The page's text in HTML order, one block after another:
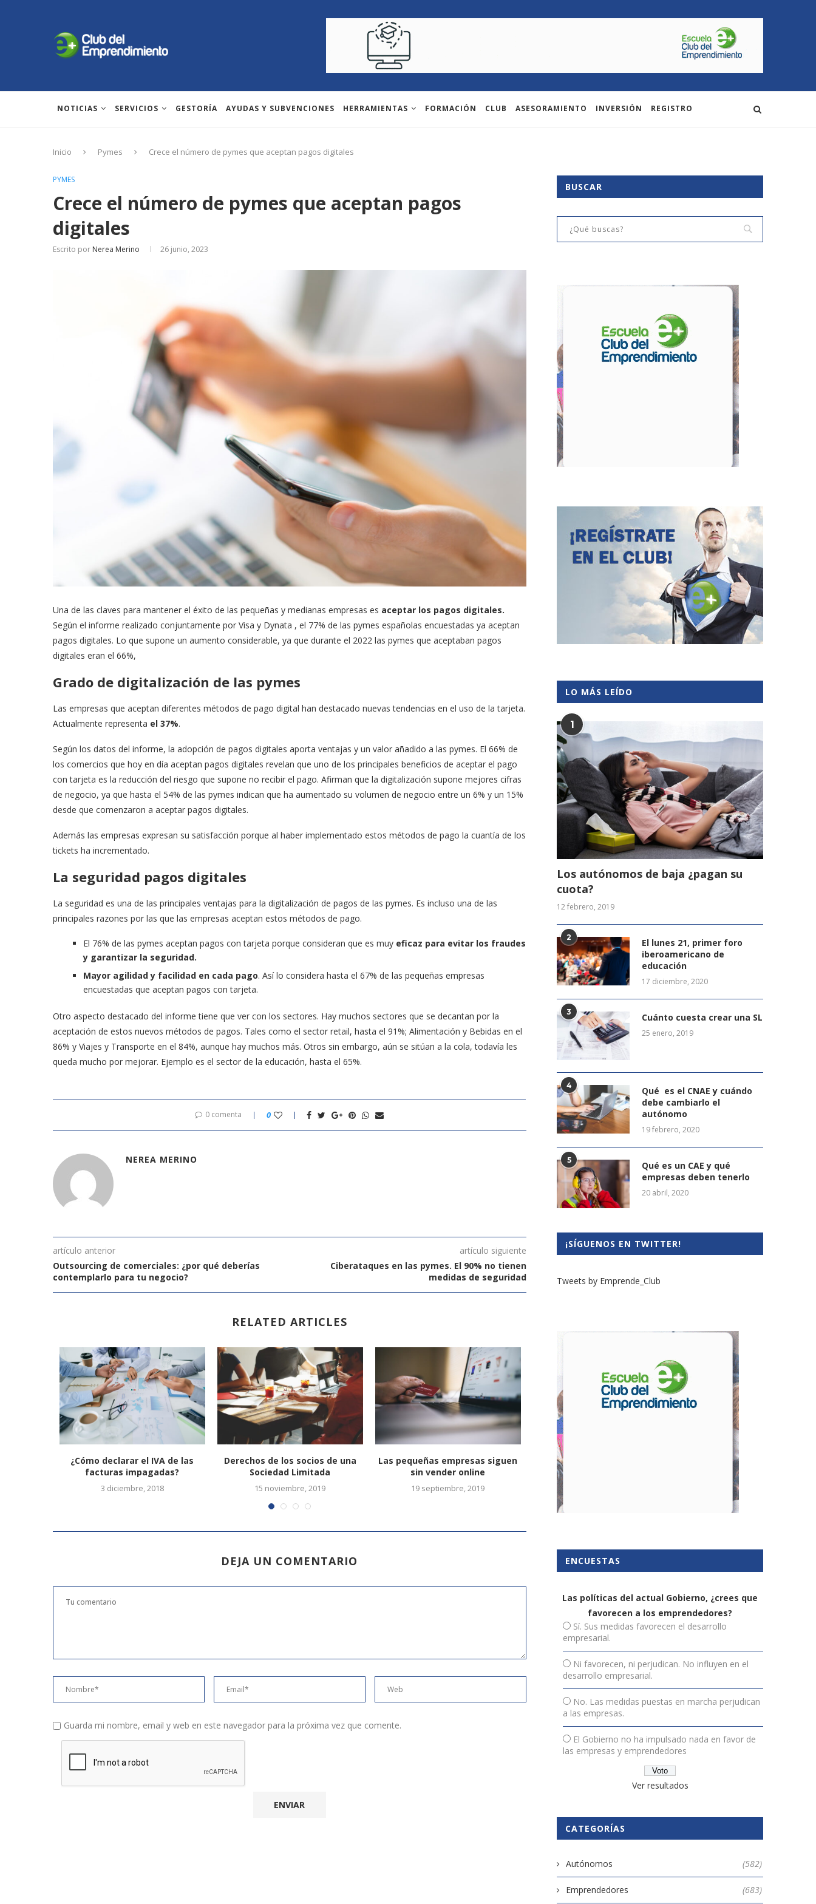
NOTICIAS SERVICIOS GESTORÍA AYUDAS Y SUBVENCIONES HERRAMIENTAS FORMACIÓN CLUB ASESORAMIENTO INVERSIÓN REGISTRO
Inicio Pymes Crece el número de pymes que aceptan pagos digitales
PYMES
Crece el número de pymes que aceptan pagos
digitales
Escrito por Nerea Merino 26 junio, 2023
Una de las claves para mantener el éxito de las pequeñas y medianas empresas es aceptar los pagos digitales.
Según el informe realizado conjuntamente por Visa y Dynata , el 77% de las pymes españolas encuestadas ya aceptan
pagos digitales. Lo que supone un aumento considerable, ya que durante el 2022 las pymes que aceptaban pagos
digitales eran el 66%,
Grado de digitalización de las pymes
Las empresas que aceptan diferentes métodos de pago digital han destacado nuevas tendencias en el uso de la tarjeta.
Actualmente representa el 37%.
Según los datos del informe, la adopción de pagos digitales aporta ventajas y un valor añadido a las pymes. El 66% de
los comercios que hoy en día aceptan pagos digitales revelan que uno de los principales beneficios de aceptar el pago
con tarjeta es la reducción del riesgo que supone no recibir el pago. Afirman que la digitalización supone mejores cifras
de negocio, ya que hasta el 54% de las pymes indican que ha aumentado su volumen de negocio entre un 6% y un 15%
desde que comenzaron a aceptar pagos digitales.
Además las empresas expresan su satisfacción porque al haber implementado estos métodos de pago la cuantía de los
tickets ha incrementado.
La seguridad pagos digitales
La seguridad es una de las principales ventajas para la digitalización de pagos de las pymes. Es incluso una de las
principales razones por las que las empresas aceptan estos métodos de pago.
El 76% de las pymes aceptan pagos con tarjeta porque consideran que es muy eficaz para evitar los fraudes
y garantizar la seguridad.
Mayor agilidad y facilidad en cada pago. Así lo considera hasta el 67% de las pequeñas empresas
encuestadas que aceptan pagos con tarjeta.
Otro aspecto destacado del informe tiene que ver con los sectores. Hay muchos sectores que se decantan por la
aceptación de estos nuevos métodos de pagos. Tales como el sector retail, hasta el 91%; Alimentación y Bebidas en el
86% y Viajes y Transporte en el 84%, aunque hay muchos más. Otros sin embargo, aún se sitúan a la cola, todavía les
queda mucho por mejorar. Ejemplo es el sector de la educación, hasta el 65%.
0 comenta 0
NEREA MERINO
artículo anterior
Outsourcing de comerciales: ¿por qué deberías
contemplarlo para tu negocio?
artículo siguiente
Ciberataques en las pymes. El 90% no tienen
medidas de seguridad
RELATED ARTICLES
¿Cómo declarar el IVA de las
facturas impagadas?
3 diciembre, 2018
Derechos de los socios de una
Sociedad Limitada
15 noviembre, 2019
Las pequeñas empresas siguen
sin vender online
19 septiembre, 2019
¿Qué es el certificado de
reconocimiento y renombre...
Cómo aumentar la
empresarial
DEJA UN COMENTARIO
Guarda mi nombre, email y web en este navegador para la próxima vez que comente.
BUSCAR
LO MÁS LEÍDO
1
Los autónomos de baja ¿pagan su
cuota?
12 febrero, 2019
2
El lunes 21, primer foro
iberoamericano de
educación
17 diciembre, 2020
3 Cuánto cuesta crear una SL
25 enero, 2019
4
Qué es el CNAE y cuándo
debe cambiarlo el
autónomo
19 febrero, 2020
5
Qué es un CAE y qué
empresas deben tenerlo
20 abril, 2020
¡SÍGUENOS EN TWITTER!
Tweets by Emprende_Club
ENCUESTAS
Las políticas del actual Gobierno, ¿crees que
favorecen a los emprendedores?
Sí. Sus medidas favorecen el desarrollo
empresarial.
Ni favorecen, ni perjudican. No influyen en el
desarrollo empresarial.
No. Las medidas puestas en marcha perjudican
a las empresas.
El Gobierno no ha impulsado nada en favor de
las empresas y emprendedores
Ver resultados
CATEGORÍAS
Autónomos (582)
Emprendedores (683)